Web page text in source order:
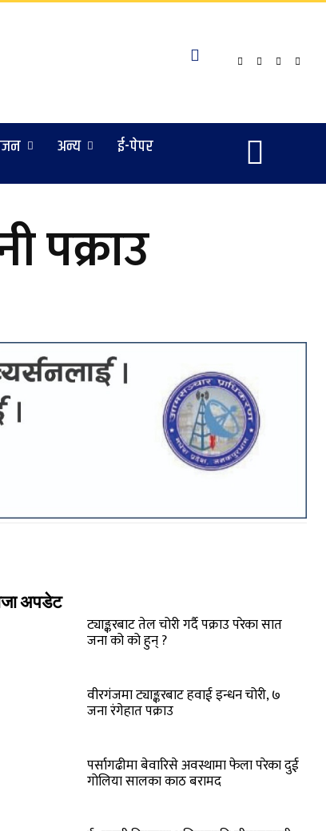
अन्य ई-पेपर
पक्राउ
अपडेट
ट्याङ्करबाट तेल चोरी गर्दै पक्राउ परेका सात
जना को को हुन् ?
वीरगंजमा ट्याङ्करबाट हवाई इन्धन चोरी, ७
जना रंगेहात पक्राउ
पर्सागढीमा बेवारिसे अवस्थामा फेला परेका दुई
गोलिया सालका काठ बरामद